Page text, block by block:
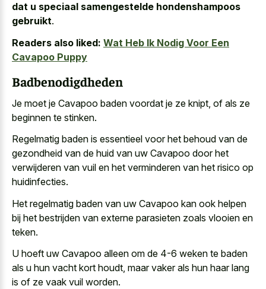
dat u speciaal samengestelde hondenshampoos
gebruikt.
Readers also liked: Wat Heb Ik Nodig Voor Een
Cavapoo Puppy
Badbenodigdheden
Je moet je Cavapoo baden voordat je ze knipt, of als ze
beginnen te stinken.
Regelmatig baden is essentieel voor het behoud van de
gezondheid van de huid van uw Cavapoo door het
verwijderen van vuil en het verminderen van het risico op
huidinfecties.
Het regelmatig baden van uw Cavapoo kan ook helpen
bij het bestrijden van externe parasieten zoals vlooien en
teken.
U hoeft uw Cavapoo alleen om de 4-6 weken te baden
als u hun vacht kort houdt, maar vaker als hun haar lang
is of ze vaak vuil worden.